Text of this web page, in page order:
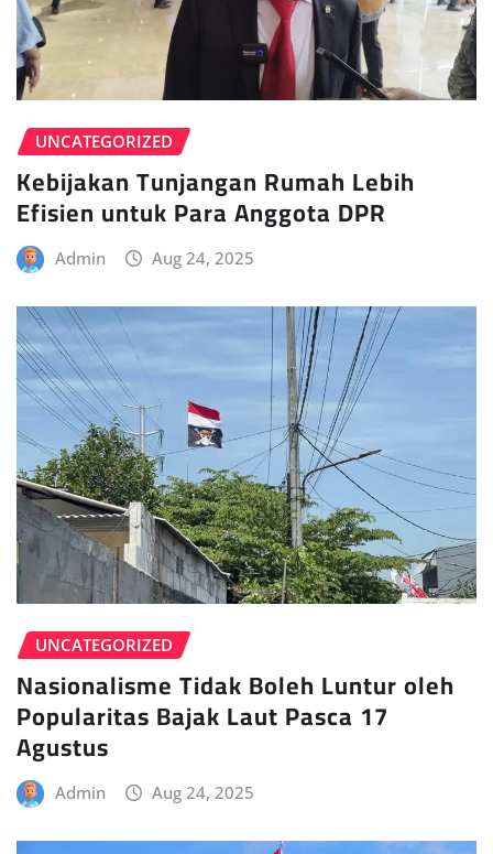
UNCATEGORIZED
Kebijakan Tunjangan Rumah Lebih
Efisien untuk Para Anggota DPR
Admin Aug 24, 2025
UNCATEGORIZED
Nasionalisme Tidak Boleh Luntur oleh
Popularitas Bajak Laut Pasca 17
Agustus
Admin Aug 24, 2025